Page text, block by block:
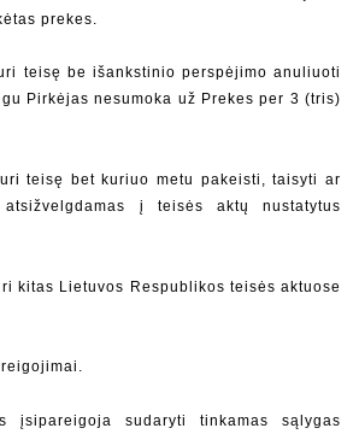
prekes.
teisę be išankstinio perspėjimo anuliuoti
Pirkėjas nesumoka už Prekes per 3 (tris)
teisę bet kuriuo metu pakeisti, taisyti ar
į teisės aktų nustatytus
kitas Lietuvos Respublikos teisės aktuose
įsipareigoja sudaryti tinkamas sąlygas